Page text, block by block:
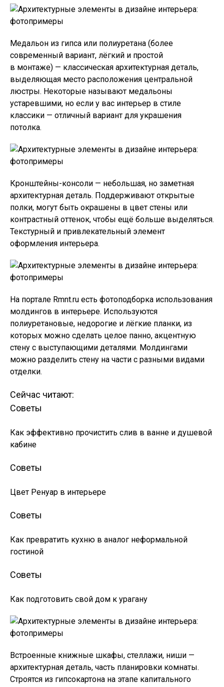
Медальон из гипса или полиуретана (более
современный вариант, лёгкий и простой
в монтаже) — классическая архитектурная деталь,
выделяющая место расположения центральной
люстры. Некоторые называют медальоны
устаревшими, но если у вас интерьер в стиле
классики — отличный вариант для украшения
потолка.
Кронштейны-консоли — небольшая, но заметная
архитектурная деталь. Поддерживают открытые
полки, могут быть окрашены в цвет стены или
контрастный оттенок, чтобы ещё больше выделяться.
Текстурный и привлекательный элемент
оформления интерьера.
На портале Rmnt.ru есть фотоподборка использования
молдингов в интерьере. Используются
полиуретановые, недорогие и лёгкие планки, из
которых можно сделать целое панно, акцентную
стену с выступающими деталями. Молдингами
можно разделить стену на части с разными видами
отделки.
Сейчас читают:
Советы
Как эффективно прочистить слив в ванне и душевой
кабине
Советы
Цвет Ренуар в интерьере
Советы
Как превратить кухню в аналог неформальной
гостиной
Советы
Как подготовить свой дом к урагану
Встроенные книжные шкафы, стеллажи, ниши —
архитектурная деталь, часть планировки комнаты.
Строятся из гипсокартона на этапе капитального